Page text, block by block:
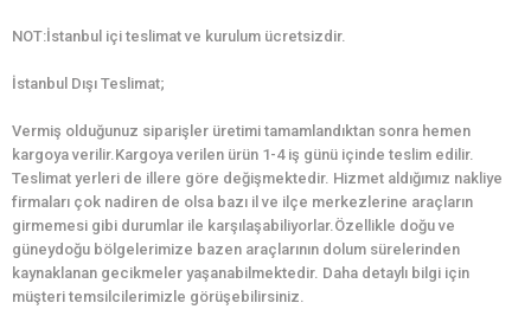
NOT:İstanbul içi teslimat ve kurulum ücretsizdir.
İstanbul Dışı Teslimat;
Vermiş olduğunuz siparişler üretimi tamamlandıktan sonra hemen
kargoya verilir.Kargoya verilen ürün 1-4 iş günü içinde teslim edilir.
Teslimat yerleri de illere göre değişmektedir. Hizmet aldığımız nakliye
firmaları çok nadiren de olsa bazı il ve ilçe merkezlerine araçların
girmemesi gibi durumlar ile karşılaşabiliyorlar.Özellikle doğu ve
güneydoğu bölgelerimize bazen araçlarının dolum sürelerinden
kaynaklanan gecikmeler yaşanabilmektedir. Daha detaylı bilgi için
müşteri temsilcilerimizle görüşebilirsiniz.